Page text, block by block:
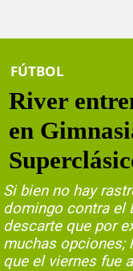
FÚTBOL
River
en
Si bien no hay
domingo contra el
descarte que por
muchas opciones;
que el viernes fue